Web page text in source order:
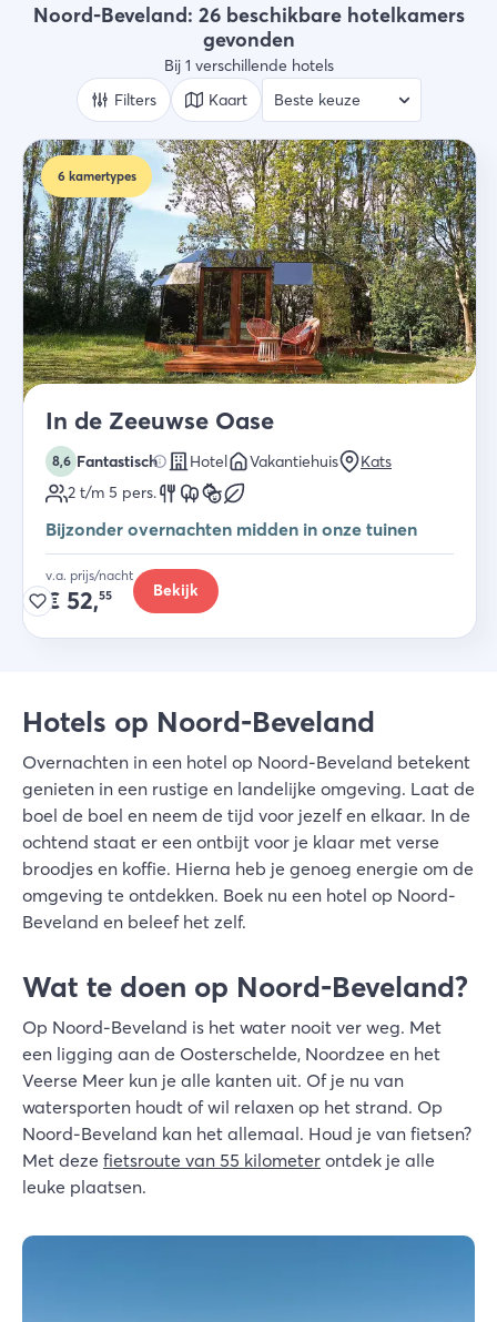
2 gasten
Zoek
Noord-Beveland: 26 beschikbare hotelkamers
gevonden
Bij 1 verschillende hotels
Filters
Kaart
6 kamertypes
In de Zeeuwse Oase
8,6 Fantastisch Hotel Vakantiehuis
Kats
2 t/m 5 pers.
Bijzonder overnachten midden in onze tuinen
v.a. prijs/nacht
€ 52,55 Bekijk
Hotels op Noord-Beveland
Overnachten in een hotel op Noord-Beveland betekent
genieten in een rustige en landelijke omgeving. Laat de
boel de boel en neem de tijd voor jezelf en elkaar. In de
ochtend staat er een ontbijt voor je klaar met verse
broodjes en koffie. Hierna heb je genoeg energie om de
omgeving te ontdekken. Boek nu een hotel op Noord-
Beveland en beleef het zelf.
Wat te doen op Noord-Beveland?
Op Noord-Beveland is het water nooit ver weg. Met
een ligging aan de Oosterschelde, Noordzee en het
Veerse Meer kun je alle kanten uit. Of je nu van
watersporten houdt of wil relaxen op het strand. Op
Noord-Beveland kan het allemaal. Houd je van fietsen?
Met deze fietsroute van 55 kilometer ontdek je alle
leuke plaatsen.